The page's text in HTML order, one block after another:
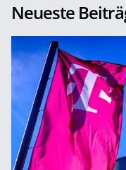
Neueste